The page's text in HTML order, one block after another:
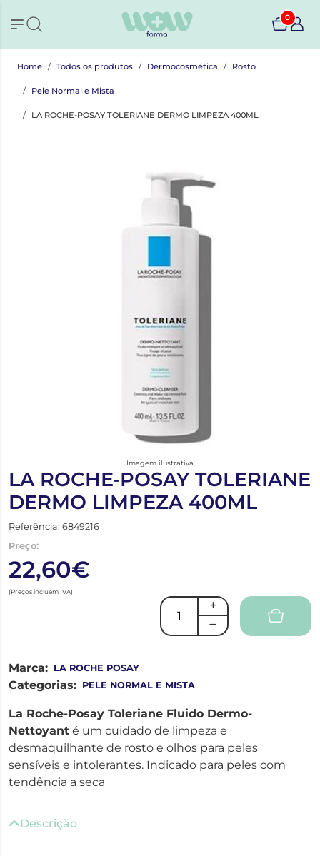
0
Home Todos os produtos Dermocosmética Rosto
Pele Normal e Mista
LA ROCHE-POSAY TOLERIANE DERMO LIMPEZA 400ML
Imagem ilustrativa
LA ROCHE-POSAY TOLERIANE
DERMO LIMPEZA 400ML
Referência: 6849216
Preço:
22,60€
(Preços incluem IVA)
Marca: LA ROCHE POSAY
Categorias: PELE NORMAL E MISTA
La Roche-Posay Toleriane Fluido Dermo-
Nettoyant é um cuidado de limpeza e
desmaquilhante de rosto e olhos para peles
sensíveis e intolerantes. Indicado para peles com
tendência a seca
Descrição